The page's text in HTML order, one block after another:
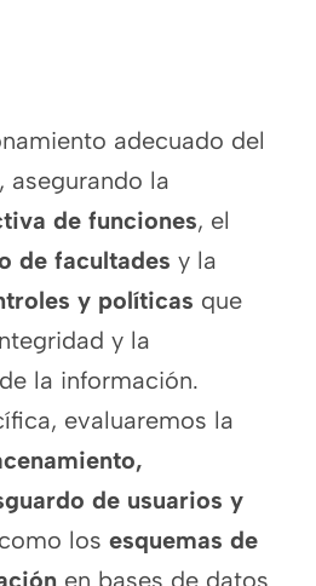
adecuado del
asegurando la
de funciones, el
de facultades y la
y políticas que
y la
la información.
evaluaremos la
de usuarios y
los esquemas de